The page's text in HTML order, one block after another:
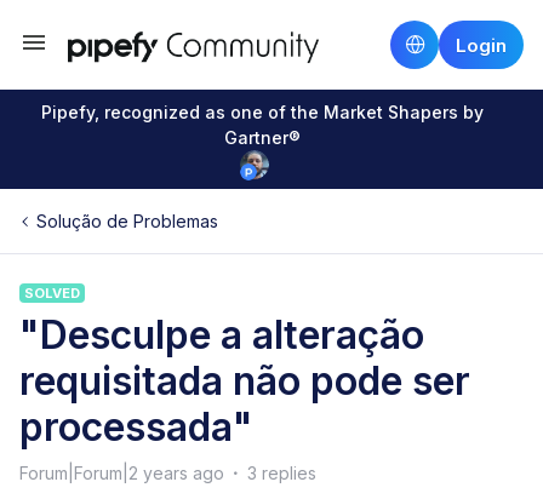
Login
Pipefy, recognized as one of the Market Shapers by
Gartner®
Solução de Problemas
SOLVED
"Desculpe a alteração
requisitada não pode ser
processada"
Forum|Forum|2 years ago 3 replies